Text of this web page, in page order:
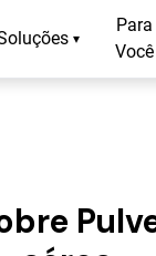
▾
Para
Você